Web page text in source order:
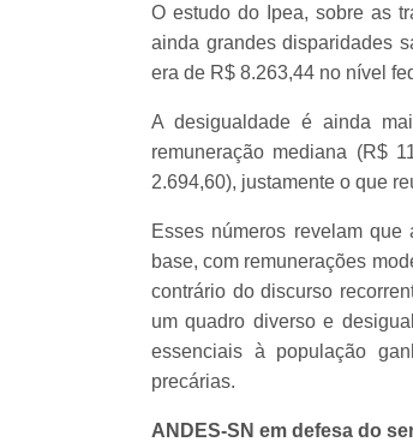
O estudo do Ipea, sobre as
ainda grandes disparidades
era de R$ 8.263,44 no nível
A desigualdade é ainda
remuneração mediana (R$
2.694,60), justamente o que
Esses números revelam
base, com remunerações
contrário do discurso
um quadro diverso e
essenciais à população
precárias.
ANDES-SN em defesa do